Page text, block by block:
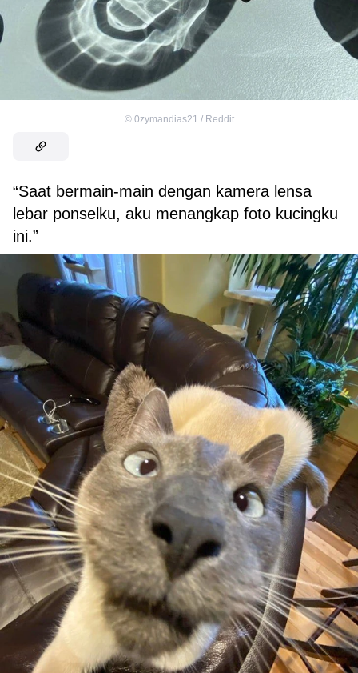
© 0zymandias21 / Reddit
“Saat bermain-main dengan kamera lensa
lebar ponselku, aku menangkap foto kucingku
ini.”